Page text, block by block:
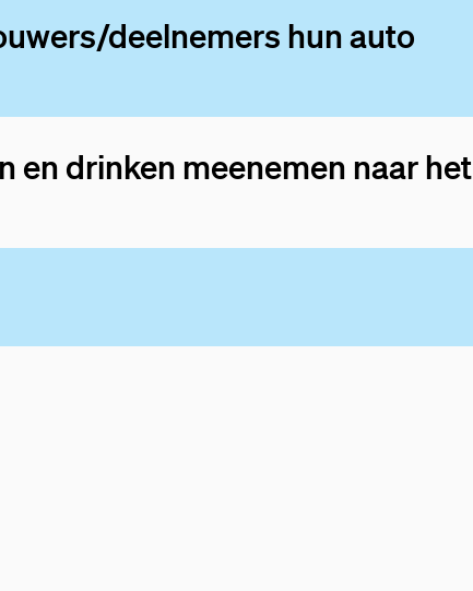
deelnemers hun auto
en drinken meenemen naar het